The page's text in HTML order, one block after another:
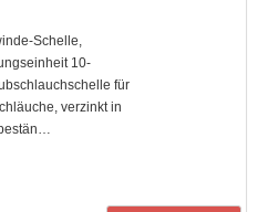
Schelle,
10-
für
verzinkt in